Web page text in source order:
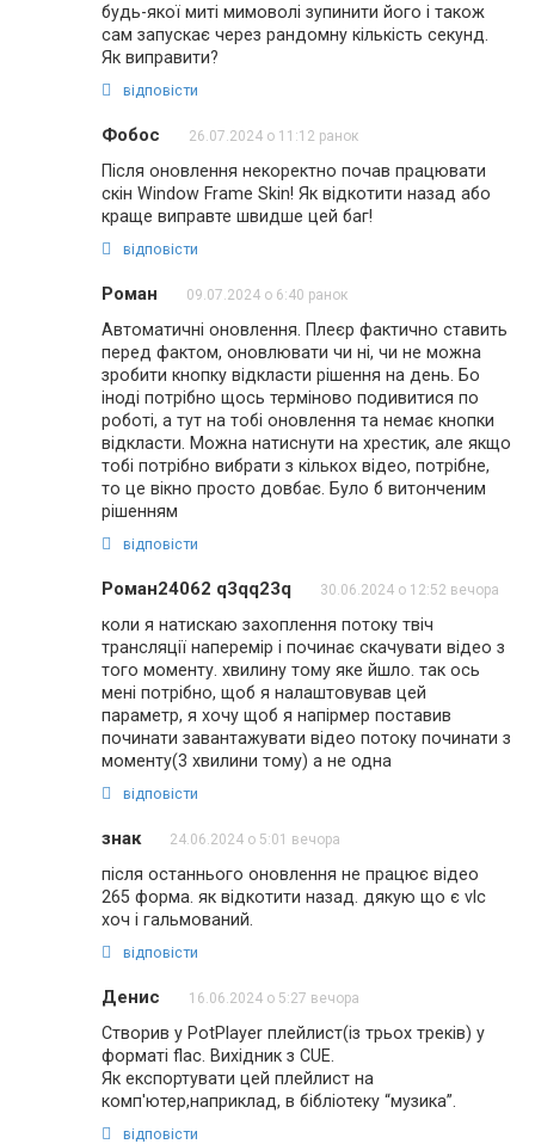
будь-якої миті мимоволі зупинити його і також
сам запускає через рандомну кількість секунд.
Як виправити?
відповісти
Фобос 26.07.2024 о 11:12 ранок
Після оновлення некоректно почав працювати
скін Window Frame Skin! Як відкотити назад або
краще виправте швидше цей баг!
відповісти
Роман 09.07.2024 о 6:40 ранок
Автоматичні оновлення. Плеєр фактично ставить
перед фактом, оновлювати чи ні, чи не можна
зробити кнопку відкласти рішення на день. Бо
іноді потрібно щось терміново подивитися по
роботі, а тут на тобі оновлення та немає кнопки
відкласти. Можна натиснути на хрестик, але якщо
тобі потрібно вибрати з кількох відео, потрібне,
то це вікно просто довбає. Було б витонченим
рішенням
відповісти
Роман24062 q3qq23q 30.06.2024 о 12:52 вечора
коли я натискаю захоплення потоку твіч
трансляції наперемір і починає скачувати відео з
того моменту. хвилину тому яке йшло. так ось
мені потрібно, щоб я налаштовував цей
параметр, я хочу щоб я напірмер поставив
починати завантажувати відео потоку починати з
моменту(3 хвилини тому) а не одна
відповісти
знак 24.06.2024 о 5:01 вечора
після останнього оновлення не працює відео
265 форма. як відкотити назад. дякую що є vlc
хоч і гальмований.
відповісти
Денис 16.06.2024 о 5:27 вечора
Створив у PotPlayer плейлист(із трьох треків) у
форматі flac. Вихідник з CUE.
Як експортувати цей плейлист на
комп'ютер,наприклад, в бібліотеку “музика”.
відповісти